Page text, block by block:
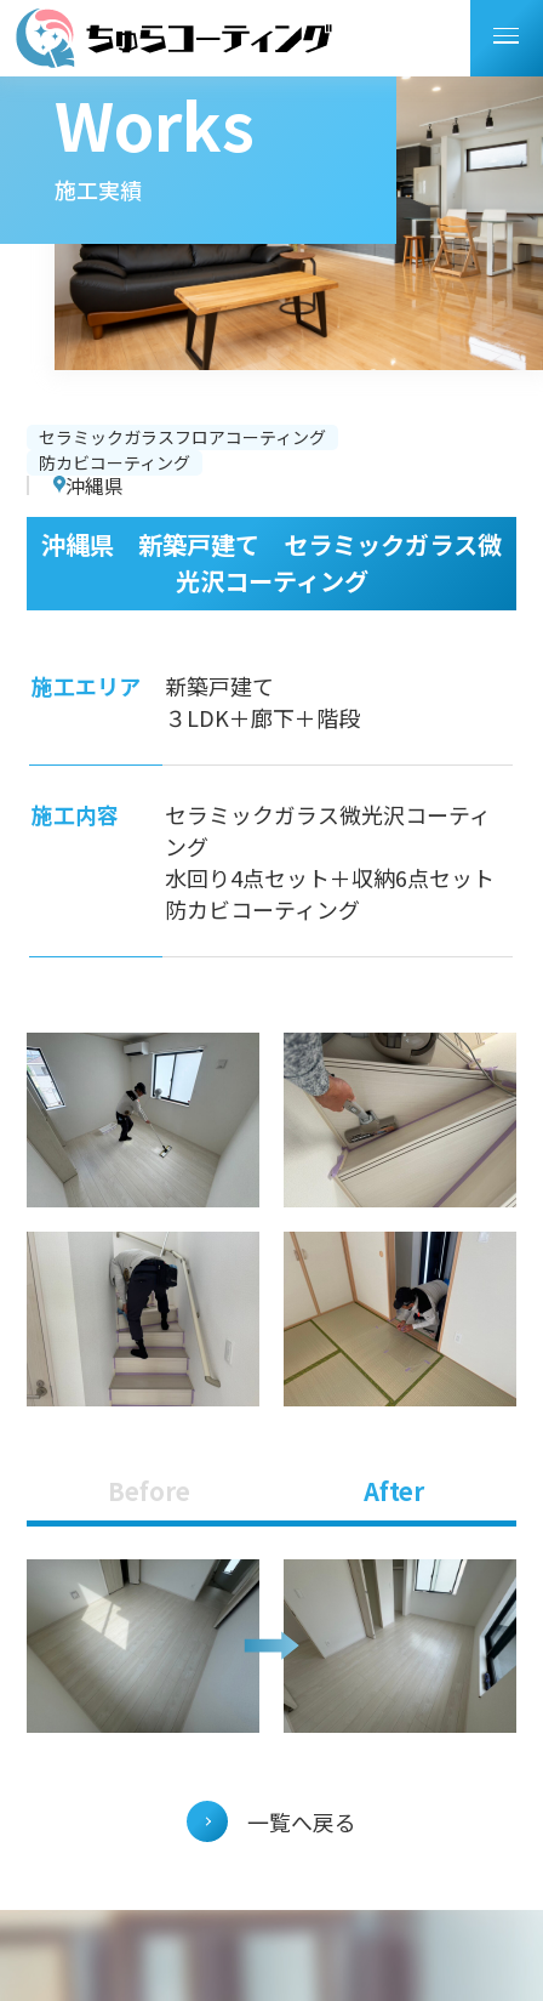
Works
施工実績
セラミックガラスフロアコーティング
防カビコーティング
沖縄県
沖縄県 新築戸建て セラミックガラス微
光沢コーティング
施工エリア
新築戸建て
３LDK＋廊下＋階段
施工内容
セラミックガラス微光沢コーティ
ング
水回り4点セット＋収納6点セット
防カビコーティング
Before After
ー
シ
ョ
一覧へ戻る